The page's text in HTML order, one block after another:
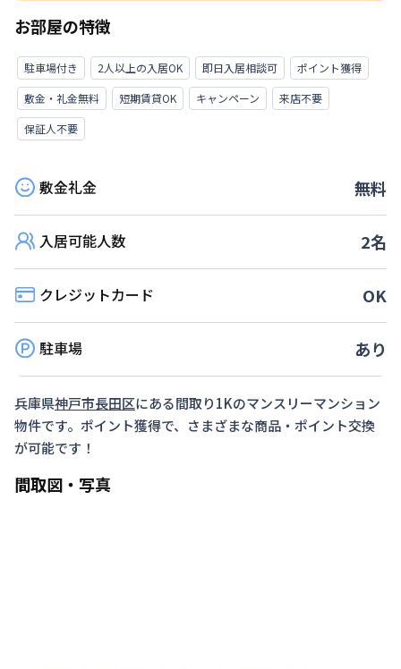
特典内容
1,000円/日 引きさせていただきます。（最大
30,000円値引き）※管理費と水道光熱費は割引対
象外です。※31日目以降の賃料は割引適用外で
す。※延長・再契約の際は賃料の割引適用はなく
なります。※他のキャンペーンとの併用はできま
賃料半額・初期費用お値引き可能はお部屋もござ
利用条件
2026年8月31日までに入居かつ１か月（30日）以
上ご利用のお客様
2026年7月31日
お部屋が無くなり次第終了します。
お部屋の特徴
駐車場付き 2人以上の入居OK 即日入居相談可
ポイント獲得
敷金・礼金無料
短期賃貸OK キャンペーン
来店不要
保証人不要
敷金礼金 無料
入居可能人数 2名
クレジットカード OK
駐車場 あり
兵庫県神戸市長田区にある間取り1Kのマンスリーマンション
物件です。ポイント獲得で、さまざまな商品・ポイント交換
が可能です！
間取図・写真